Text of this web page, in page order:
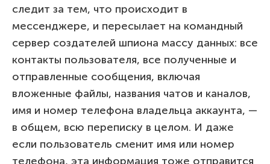
следит за тем, что происходит в
мессенджере, и пересылает на командный
сервер создателей шпиона массу данных: все
контакты пользователя, все полученные и
отправленные сообщения, включая
вложенные файлы, названия чатов и каналов,
имя и номер телефона владельца аккаунта, —
в общем, всю переписку в целом. И даже
если пользователь сменит имя или номер
телефона, эта информация тоже отправится